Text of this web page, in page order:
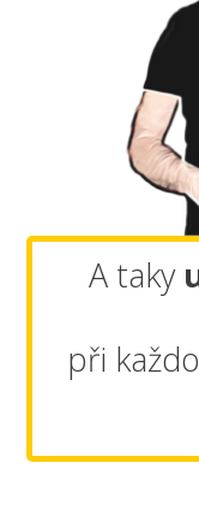
A taky
při